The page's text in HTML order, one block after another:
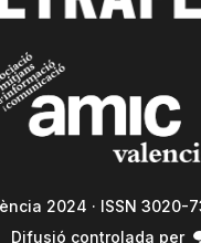
2024 · ISSN 3020-
Difusió controlada per